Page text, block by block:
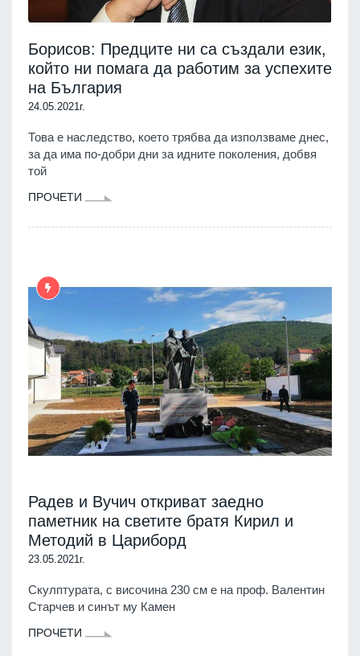
Борисов: Предците ни са създали език,
който ни помага да работим за успехите
на България
24.05.2021г.
Това е наследство, което трябва да използваме днес,
за да има по-добри дни за идните поколения, добвя
той
ПРОЧЕТИ
Радев и Вучич откриват заедно
паметник на светите братя Кирил и
Методий в Цариборд
23.05.2021г.
Скулптурата, с височина 230 см е на проф. Валентин
Старчев и синът му Камен
ПРОЧЕТИ